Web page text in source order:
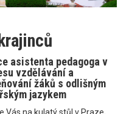
asistenta pedagoga v
vzdělávání a
žáků s odlišným
jazykem